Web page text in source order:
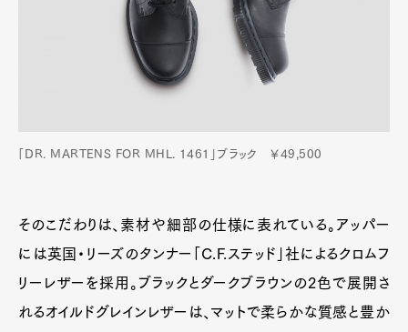
「DR. MARTENS FOR MHL. 1461」ブラック ￥49,500
そのこだわりは、素材や細部の仕様に表れている。アッパー
には英国・リーズのタンナー「C.F.ステッド」社によるクロムフ
リーレザーを採用。ブラックとダークブラウンの2色で展開さ
れるオイルドグレインレザーは、マットで柔らかな質感と豊か